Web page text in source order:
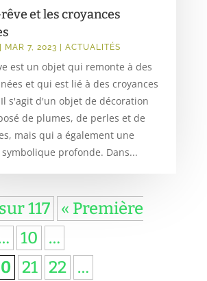
et les croyances
MAR 7, 2023 ACTUALITÉS
est un objet qui remonte à des
et qui est lié à des croyances
s'agit d'un objet de décoration
de plumes, de perles et de
mais qui a également une
profonde. Dans...
117
« Première
10
…
21 22 …